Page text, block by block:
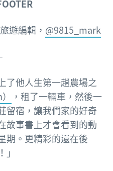
遊編輯， @9815_mark
了他人生第一趟農場之
，租了一輛車，然後一
留宿，讓我們家的好奇
故事書上才會看到的動
期。更精彩的還在後